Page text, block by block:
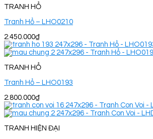
TRANH HỔ
Tranh Hổ – LHO0210
2.450.000₫
TRANH HỔ
Tranh Hổ – LHO0193
2.800.000₫
TRANH HIỆN ĐẠI